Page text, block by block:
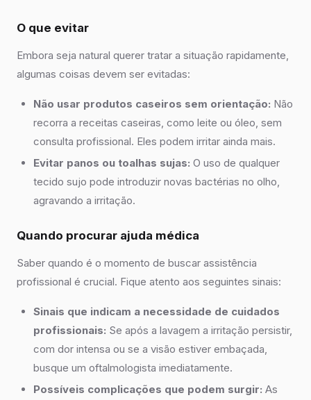
O que evitar
Embora seja natural querer tratar a situação rapidamente,
algumas coisas devem ser evitadas:
Não usar produtos caseiros sem orientação: Não
recorra a receitas caseiras, como leite ou óleo, sem
consulta profissional. Eles podem irritar ainda mais.
Evitar panos ou toalhas sujas: O uso de qualquer
tecido sujo pode introduzir novas bactérias no olho,
agravando a irritação.
Quando procurar ajuda médica
Saber quando é o momento de buscar assistência
profissional é crucial. Fique atento aos seguintes sinais:
Sinais que indicam a necessidade de cuidados
profissionais: Se após a lavagem a irritação persistir,
com dor intensa ou se a visão estiver embaçada,
busque um oftalmologista imediatamente.
Possíveis complicações que podem surgir: As